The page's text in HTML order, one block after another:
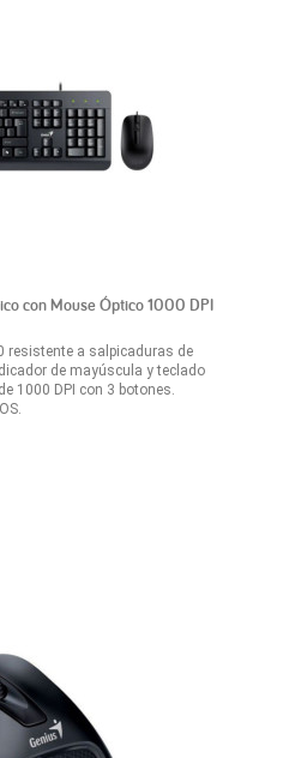
con Mouse Óptico 1000 DPI
resistente a salpicaduras de
de mayúscula y teclado
1000 DPI con 3 botones.